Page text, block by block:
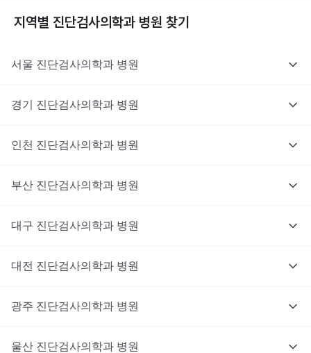
지역별 진단검사의학과 병원 찾기
서울 진단검사의학과 병원
경기 진단검사의학과 병원
인천 진단검사의학과 병원
부산 진단검사의학과 병원
대구 진단검사의학과 병원
대전 진단검사의학과 병원
광주 진단검사의학과 병원
울산 진단검사의학과 병원